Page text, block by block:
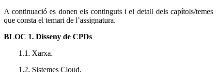
A continuació es donen els continguts i el detall dels capítols/temes
que consta el temari de l’assignatura.
BLOC 1. Disseny de CPDs
1.1. Xarxa.
1.2. Sistemes Cloud.